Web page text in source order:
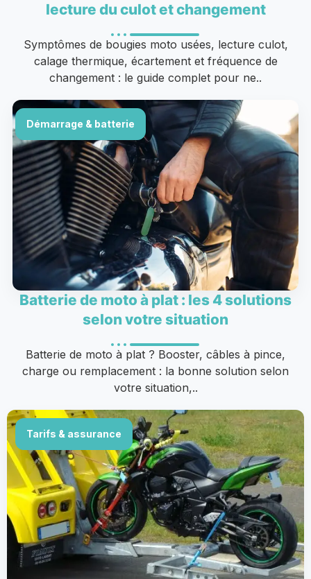
lecture du culot et changement
Symptômes de bougies moto usées, lecture culot,
calage thermique, écartement et fréquence de
changement : le guide complet pour ne..
Démarrage & batterie
Batterie de moto à plat : les 4 solutions
selon votre situation
Batterie de moto à plat ? Booster, câbles à pince,
charge ou remplacement : la bonne solution selon
votre situation,..
Tarifs & assurance